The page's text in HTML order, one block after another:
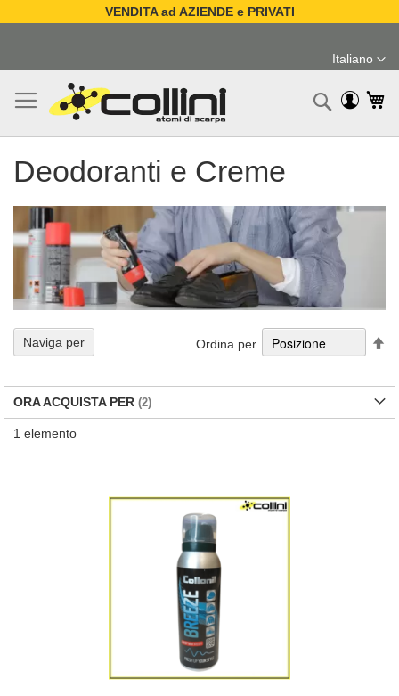
VENDITA ad AZIENDE e PRIVATI
contenuto
Lingua
Italiano
Deodoranti e Creme
1 elemento
Ordina per
Naviga per
ORA ACQUISTA PER